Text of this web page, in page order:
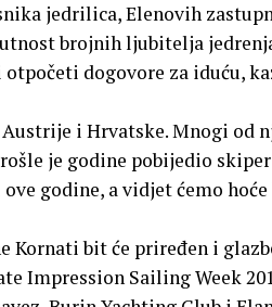
jedrilica, Elenovih
brojnih ljubitelja
dogovore za iduću,
i Hrvatske. Mnogi od
je godine pobijedio
godine, a vidjet ćemo
Kornati bit će priređen i
Impression Sailing Week